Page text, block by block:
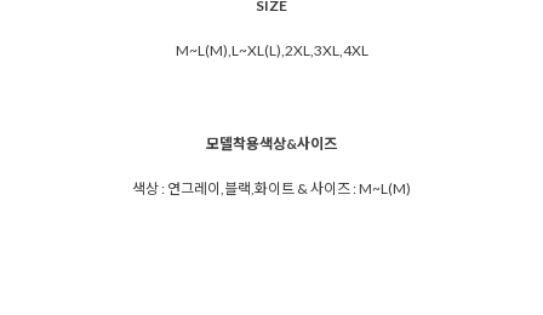
SIZE
M~L(M),L~XL(L),2XL,3XL,4XL
모델착용색상&사이즈
색상 : 연그레이,블랙,화이트 & 사이즈 : M~L(M)